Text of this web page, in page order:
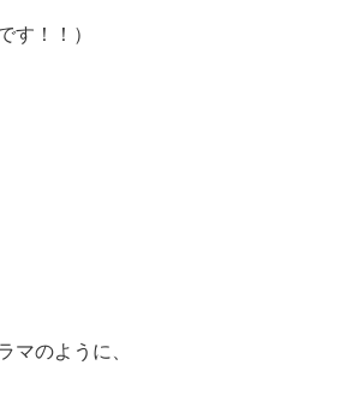
す！！）
マのように、